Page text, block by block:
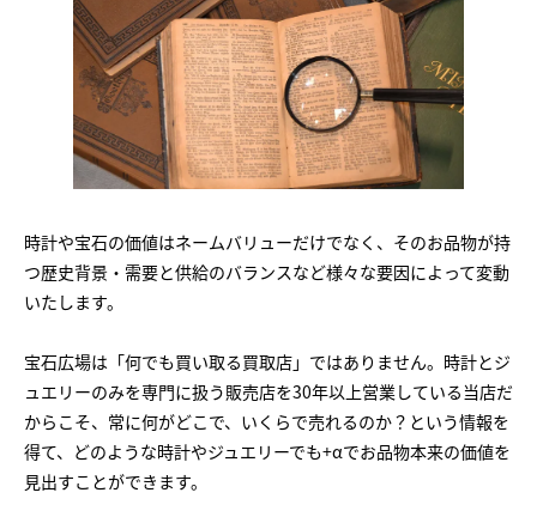
時計や宝石の価値はネームバリューだけでなく、そのお品物が持
つ歴史背景・需要と供給のバランスなど様々な要因によって変動
いたします。
宝石広場は「何でも買い取る買取店」ではありません。時計とジ
ュエリーのみを専門に扱う販売店を30年以上営業している当店だ
からこそ、常に何がどこで、いくらで売れるのか？という情報を
得て、どのような時計やジュエリーでも+αでお品物本来の価値を
見出すことができます。